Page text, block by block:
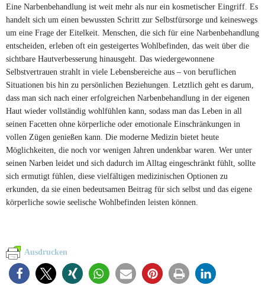
Eine Narbenbehandlung ist weit mehr als nur ein kosmetischer Eingriff. Es
handelt sich um einen bewussten Schritt zur Selbstfürsorge und keineswegs
um eine Frage der Eitelkeit. Menschen, die sich für eine Narbenbehandlung
entscheiden, erleben oft ein gesteigertes Wohlbefinden, das weit über die
sichtbare Hautverbesserung hinausgeht. Das wiedergewonnene
Selbstvertrauen strahlt in viele Lebensbereiche aus – von beruflichen
Situationen bis hin zu persönlichen Beziehungen. Letztlich geht es darum,
dass man sich nach einer erfolgreichen Narbenbehandlung in der eigenen
Haut wieder vollständig wohlfühlen kann, sodass man das Leben in all
seinen Facetten ohne körperliche oder emotionale Einschränkungen in
vollen Zügen genießen kann. Die moderne Medizin bietet heute
Möglichkeiten, die noch vor wenigen Jahren undenkbar waren. Wer unter
seinen Narben leidet und sich dadurch im Alltag eingeschränkt fühlt, sollte
sich ermutigt fühlen, diese vielfältigen medizinischen Optionen zu
erkunden, da sie einen bedeutsamen Beitrag für sich selbst und das eigene
körperliche sowie seelische Wohlbefinden leisten können.
Ausdrucken